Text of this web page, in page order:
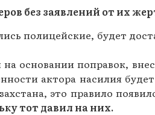
без заявлений от их
полицейские, будет
основании поправок,
актора насилия
это правило
тот давил на них.